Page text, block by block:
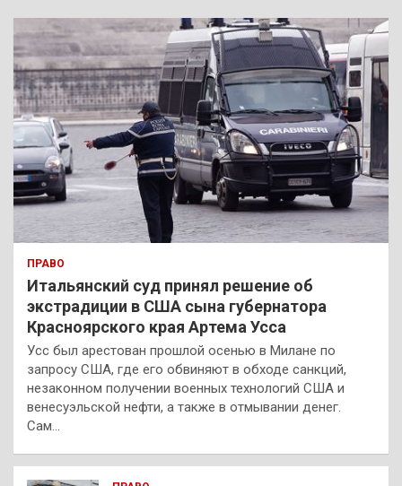
к
ПРАВО
Итальянский суд принял решение об
экстрадиции в США сына губернатора
Красноярского края Артема Усса
Усс был арестован прошлой осенью в Милане по
запросу США, где его обвиняют в обходе санкций,
незаконном получении военных технологий США и
венесуэльской нефти, а также в отмывании денег.
Сам…